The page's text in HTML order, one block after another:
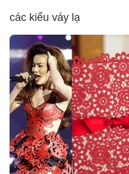
các kiểu váy lạ